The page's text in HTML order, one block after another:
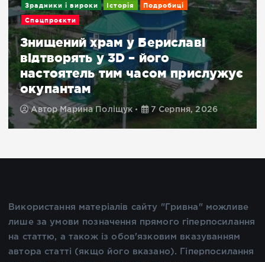
Зрадники і вироки Історія Подробиці
Спецпроєкти
Знищений храм у Бериславі
відтворять у 3D – його
настоятель тим часом прислужує
окупантам
Автор Марина Поліщук 7 Серпня, 2026
Використання матеріалів сайту "Гривна" можливе
лише за умови позначення прямого гіперпосилання
на статтю, а також із обов'язковим вказуванням
автора статті (якщо його вказано). Гіперпосилання